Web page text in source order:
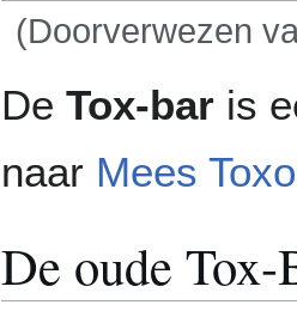
(Doorverwezen
navigatie
zoeken
De Tox-bar is
naar Mees
De oude Tox-